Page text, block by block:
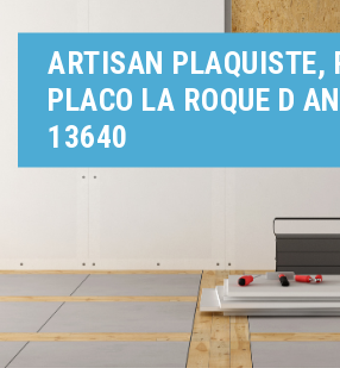
ARTISAN PLAQUISTE,
PLACO LA ROQUE D
13640